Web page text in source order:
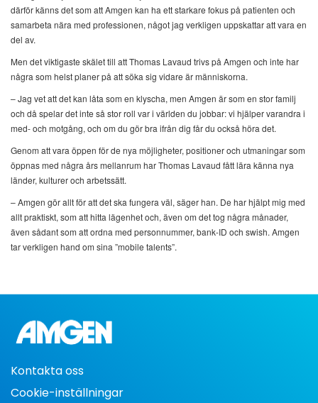
därför känns det som att Amgen kan ha ett starkare fokus på patienten och
samarbeta nära med professionen, något jag verkligen uppskattar att vara en
del av.
Men det viktigaste skälet till att Thomas Lavaud trivs på Amgen och inte har
några som helst planer på att söka sig vidare är människorna.
– Jag vet att det kan låta som en klyscha, men Amgen är som en stor familj
och då spelar det inte så stor roll var i världen du jobbar: vi hjälper varandra i
med- och motgång, och om du gör bra ifrån dig får du också höra det.
Genom att vara öppen för de nya möjligheter, positioner och utmaningar som
öppnas med några års mellanrum har Thomas Lavaud fått lära känna nya
länder, kulturer och arbetssätt.
– Amgen gör allt för att det ska fungera väl, säger han. De har hjälpt mig med
allt praktiskt, som att hitta lägenhet och, även om det tog några månader,
även sådant som att ordna med personnummer, bank-ID och swish. Amgen
tar verkligen hand om sina ”mobile talents”.
Kontakta oss
Cookie-inställningar